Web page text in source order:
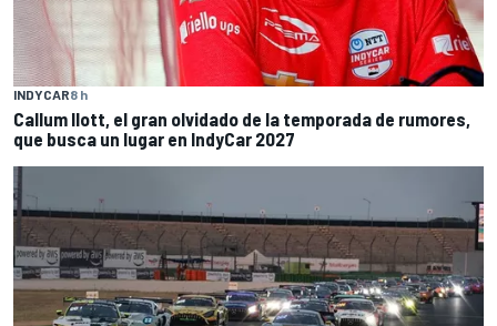
INDYCAR8 h
Callum Ilott, el gran olvidado de la temporada de rumores,
que busca un lugar en IndyCar 2027